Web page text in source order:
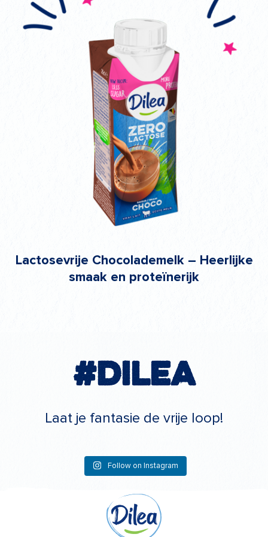
Lactosevrije Chocolademelk – Heerlijke
smaak en proteïnerijk
#Dilea
Laat je fantasie de vrije loop!
Follow on Instagram